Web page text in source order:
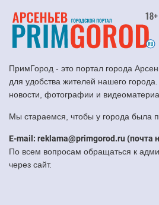
ПримГород - это портал города
для удобства жителей нашего
новости, фотографии и
Мы стараемся, чтобы у города была
E-mail: reklama@primgorod.ru (почта
По всем вопросам обращаться к
через сайт.